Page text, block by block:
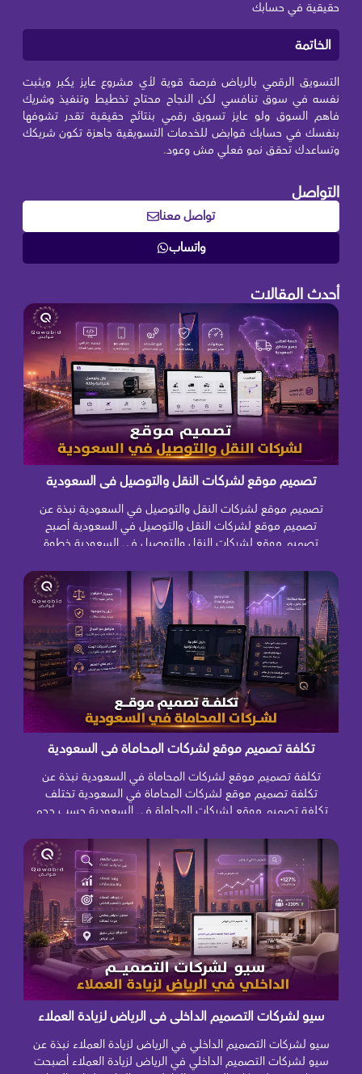
التواصل
تواصل معنا
واتساب
أحدث المقالات
تصميم موقع لشركات النقل والتوصيل في السعودية
تصميم موقع لشركات النقل والتوصيل في السعودية نبذة عن
تصميم موقع لشركات النقل والتوصيل في السعودية أصبح
تصميم موقع لشركات النقل والتوصيل في السعودية خطوة
واستقبال طلبات العملاء بصورة منظمة، وعرض خدماتها ومناطق
تغطيتها بشكل يعكس قدرتها التشغيلية. فالعميل الذي يحتاج إلى
نقل شحنة أو توصيل طلبات […]
تكلفة تصميم موقع لشركات المحاماة في السعودية
تكلفة تصميم موقع لشركات المحاماة في السعودية نبذة عن
تكلفة تصميم موقع لشركات المحاماة في السعودية تختلف
تكلفة تصميم موقع لشركات المحاماة في السعودية حسب حجم
التصميم، والوظائف التي سيقدمها الموقع للعملاء. فهناك فرق
كبير بين موقع تعريفي بسيط يعرض بيانات المكتب وخدماته،
وبين منصة قانونية متكاملة تتيح […]
سيو لشركات التصميم الداخلي في الرياض لزيادة العملاء
سيو لشركات التصميم الداخلي في الرياض لزيادة العملاء نبذة عن
سيو لشركات التصميم الداخلي في الرياض لزيادة العملاء أصبحت
حقيقية في حسابك
الخاتمة
التسويق الرقمي بالرياض فرصة قوية لأي مشروع عايز يكبر ويثبت
نفسه في سوق تنافسي لكن النجاح محتاج تخطيط وتنفيذ وشريك
فاهم السوق ولو عايز تسويق رقمي بنتائج حقيقية تقدر تشوفها
بنفسك في حسابك قوابض للخدمات التسويقية جاهزة تكون شريكك
وتساعدك تحقق نمو فعلي مش وعود.